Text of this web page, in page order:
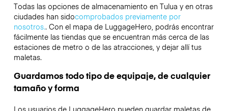
Todas las opciones de almacenamiento en Tulua y en otras
ciudades han sidocomprobados previamente por
nosotros.. Con el mapa de LuggageHero, podrás encontrar
fácilmente las tiendas que se encuentran más cerca de las
estaciones de metro o de las atracciones, y dejar allí tus
maletas.
Guardamos todo tipo de equipaje, de cualquier
tamaño y forma
Los usuarios de LuggageHero pueden guardar maletas de